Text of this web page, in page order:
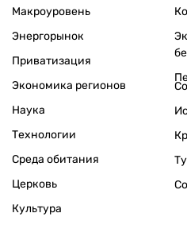
Макроуровень
Энергорынок
Приватизация
Экономика регионов
Наука
Технологии
Среда обитания
Церковь
Культура